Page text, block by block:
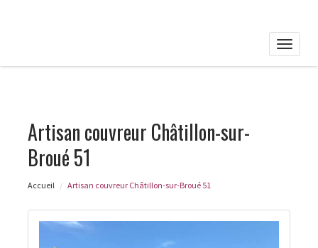
Toggle
Artisan couvreur Châtillon-sur-
Broué 51
Accueil Artisan couvreur Châtillon-sur-Broué 51